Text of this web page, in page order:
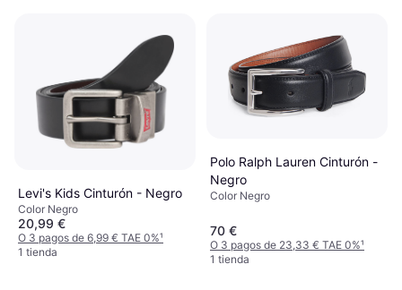
Levi's Kids Cinturón - Negro
Color Negro
20,99 €
O 3 pagos de 6,99 € TAE 0%¹
1 tienda
Polo Ralph Lauren Cinturón -
Negro
Color Negro
70 €
O 3 pagos de 23,33 € TAE 0%¹
1 tienda